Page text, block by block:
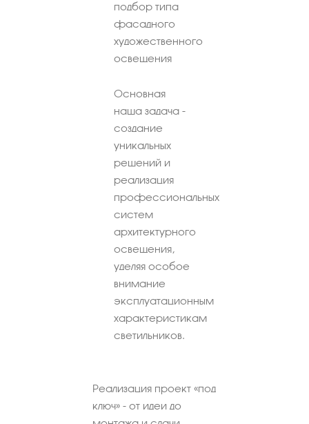
подбор типа
фасадного
художественного
освещения
Основная
наша задача -
создание
уникальных
решений и
реализация
профессиональных
систем
архитектурного
освещения,
уделяя особое
внимание
эксплуатационным
характеристикам
светильников.
Реализация проект «под
ключ» - от идеи до